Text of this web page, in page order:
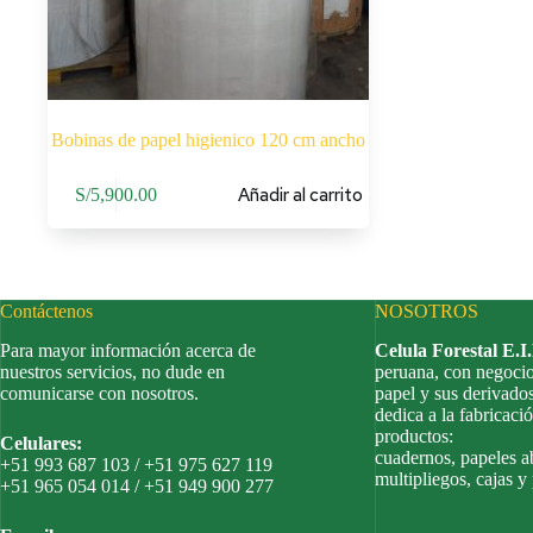
Bobinas de papel higienico 120 cm ancho
S/5,900.00 Añadir al carrito
Contáctenos
Para mayor información acerca de
nuestros servicios, no dude en
comunicarse con nosotros.
Celulares:
+51 993 687 103 / +51 975 627 119
+51 965 054 014 / +51 949 900 277
NOSOTROS
Celula Forestal
peruana, con
papel y sus
dedica a la
productos:
cuadernos, papeles
multipliegos, cajas y